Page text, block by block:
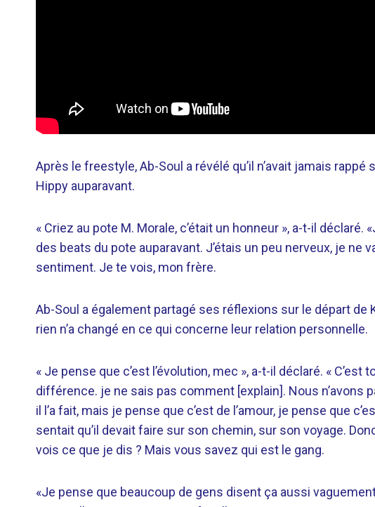
Après le freestyle, Ab-Soul a révélé qu’il n’avait jamais
Hippy auparavant.
« Criez au pote M. Morale, c’était un honneur », a-t-il
des beats du pote auparavant. J’étais un peu nerveux, je ne
sentiment. Je te vois, mon frère.
Ab-Soul a également partagé ses réflexions sur le départ de
rien n’a changé en ce qui concerne leur relation personnelle.
« Je pense que c’est l’évolution, mec », a-t-il déclaré. «
différence. je ne sais pas comment [explain]. Nous n’avons
il l’a fait, mais je pense que c’est de l’amour, je pense que
sentait qu’il devait faire sur son chemin, sur son voyage.
vois ce que je dis ? Mais vous savez qui est le gang.
«Je pense que beaucoup de gens disent ça aussi